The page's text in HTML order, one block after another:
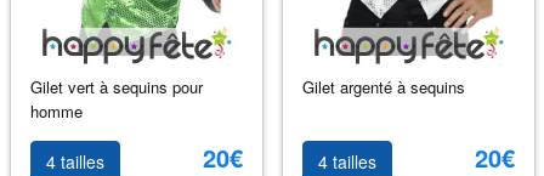
Gilet vert à sequins pour
homme
4 tailles 20€
Gilet argenté à sequins
4 tailles 20€